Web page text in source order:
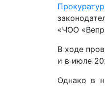
«ЧОО
В ходе
и в июле
Однако в